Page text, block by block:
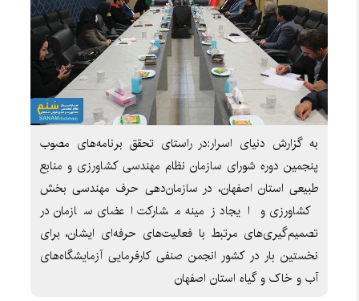
به گزارش دنیای اسرار:در راستای تحقق برنامه‌های مصوب
پنجمین دوره شورای سازمان نظام مهندسی کشاورزی و منابع
طبیعی استان اصفهان، در سازمان‌دهی حرف مهندسی بخش
کشاورزی و ایجاد زمینه مشارکت اعضای سازمان در
تصمیم‌گیری‌های مرتبط با فعالیت‌های حرفه‌ای ایشان، برای
نخستین بار در کشور انجمن صنفی کارفرمایی آزمایشگاه‌های
آب و خاک و گیاه استان اصفهان